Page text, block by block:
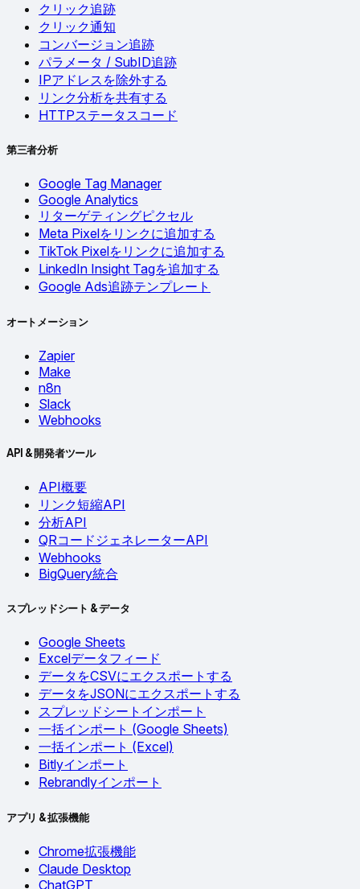
クリック追跡
クリック通知
コンバージョン追跡
パラメータ / SubID追跡
IPアドレスを除外する
リンク分析を共有する
HTTPステータスコード
第三者分析
Google Tag Manager
Google Analytics
リターゲティングピクセル
Meta Pixelをリンクに追加する
TikTok Pixelをリンクに追加する
LinkedIn Insight Tagを追加する
Google Ads追跡テンプレート
オートメーション
Zapier
Make
n8n
Slack
Webhooks
API & 開発者ツール
API概要
リンク短縮API
分析API
QRコードジェネレーターAPI
Webhooks
BigQuery統合
スプレッドシート & データ
Google Sheets
Excelデータフィード
データをCSVにエクスポートする
データをJSONにエクスポートする
スプレッドシートインポート
一括インポート (Google Sheets)
一括インポート (Excel)
Bitlyインポート
Rebrandlyインポート
アプリ & 拡張機能
Chrome拡張機能
Claude Desktop
ChatGPT